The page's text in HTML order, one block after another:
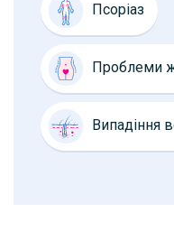
Псоріаз
Проблеми
Випадіння